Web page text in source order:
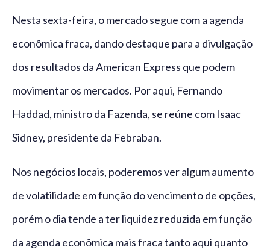
Nesta sexta-feira, o mercado segue com a agenda
econômica fraca, dando destaque para a divulgação
dos resultados da American Express que podem
movimentar os mercados. Por aqui, Fernando
Haddad, ministro da Fazenda, se reúne com Isaac
Sidney, presidente da Febraban.
Nos negócios locais, poderemos ver algum aumento
de volatilidade em função do vencimento de opções,
porém o dia tende a ter liquidez reduzida em função
da agenda econômica mais fraca tanto aqui quanto